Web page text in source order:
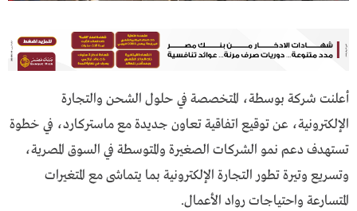
أعلنت شركة بوسطة، المتخصصة في حلول الشحن والتجارة
الإلكترونية، عن توقيع اتفاقية تعاون جديدة مع ماستركارد، في خطوة
تستهدف دعم نمو الشركات الصغيرة والمتوسطة في السوق المصرية،
وتسريع وتيرة تطور التجارة الإلكترونية بما يتماشى مع المتغيرات
المتسارعة واحتياجات رواد الأعمال.